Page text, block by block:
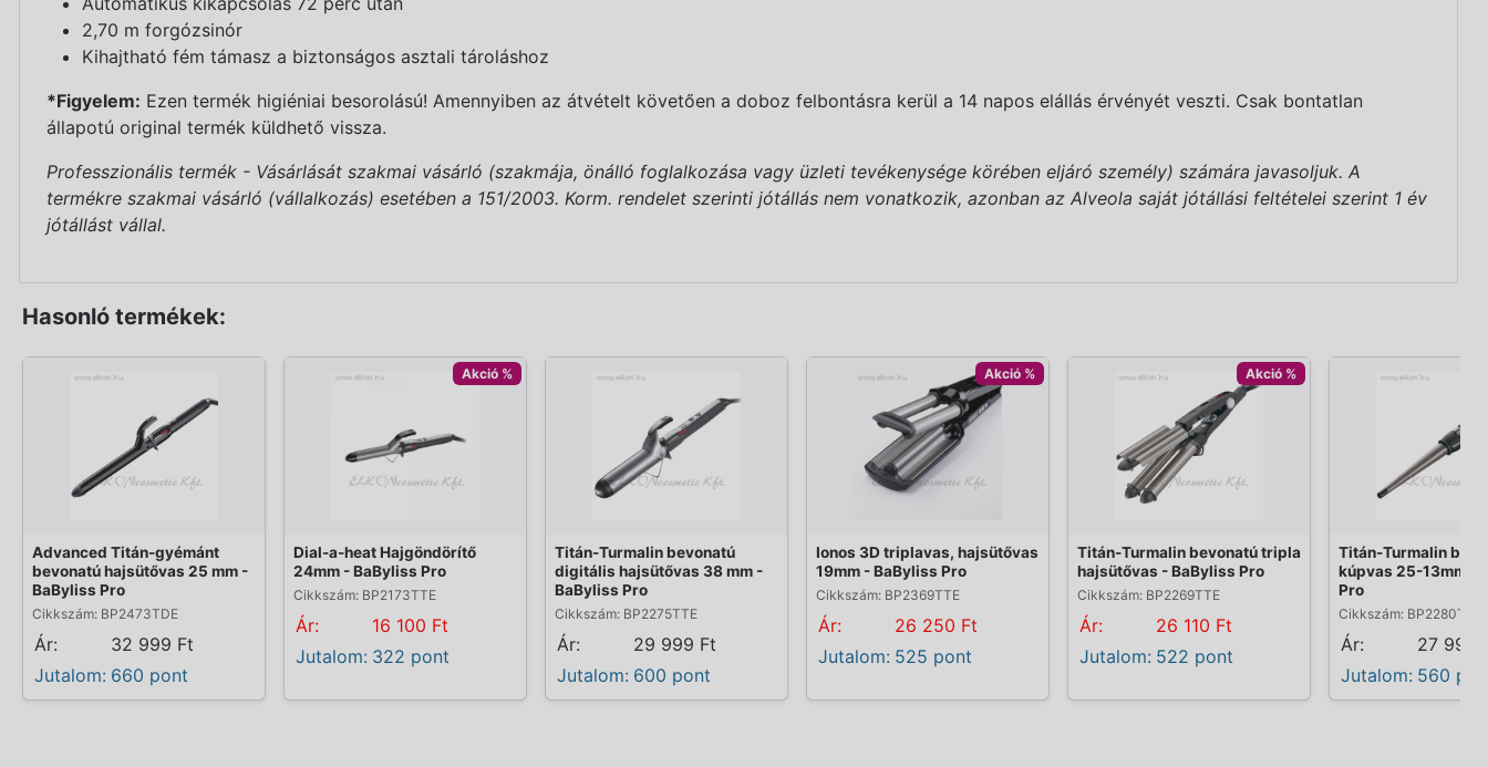
2,70 m forgózsinór
Kihajtható fém támasz a biztonságos asztali tároláshoz
*Figyelem: Ezen termék higiéniai besorolású! Amennyiben az átvételt követően a doboz felbontásra kerül a 14 napos elállás érvényét veszti. Csak bontatlan
állapotú original termék küldhető vissza.
Professzionális termék - Vásárlását szakmai vásárló (szakmája, önálló foglalkozása vagy üzleti tevékenysége körében eljáró személy) számára javasoljuk. A
termékre szakmai vásárló (vállalkozás) esetében a 151/2003. Korm. rendelet szerinti jótállás nem vonatkozik, azonban az Alveola saját jótállási feltételei szerint 1 év
jótállást vállal.
Hasonló termékek:
Advanced Titán-gyémánt
bevonatú hajsütővas 25 mm -
BaByliss Pro
Cikkszám: BP2473TDE
Ár:
32 999 Ft
Jutalom: 660 pont
Akció %
Dial-a-heat Hajgöndörítő
24mm - BaByliss Pro
Cikkszám: BP2173TTE
Ár:
16 100 Ft
Jutalom: 322 pont
Titán-Turmalin bevonatú
digitális hajsütővas 38 mm -
BaByliss Pro
Cikkszám: BP2275TTE
Ár:
29 999 Ft
Jutalom: 600 pont
Akció %
Ionos 3D triplavas, hajsütővas
19mm - BaByliss Pro
Cikkszám: BP2369TTE
Ár:
26 250 Ft
Jutalom: 525 pont
Akció %
Titán-Turmalin bevonatú tripla
hajsütővas - BaByliss Pro
Cikkszám: BP2269TTE
Ár:
26 110 Ft
Jutalom: 522 pont
Titán-Turmalin
kúpvas 25-13mm -
Pro
Cikkszám: BP2280TTE
Ár:
27 999
Jutalom: 560